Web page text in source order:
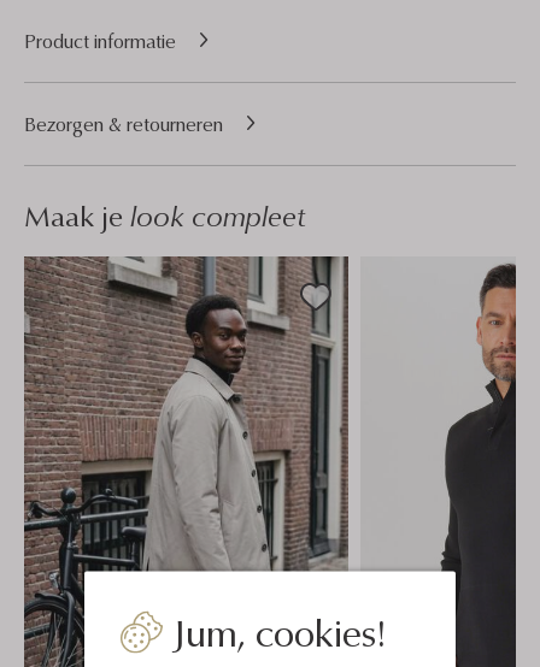
Jum, cookies!
Product informatie
Bezorgen & retourneren
Maak je look compleet